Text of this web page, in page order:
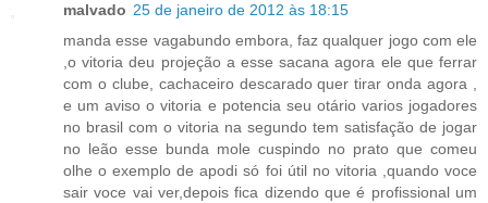
malvado 25 de janeiro de 2012 às 18:15
manda esse vagabundo embora, faz qualquer jogo com ele
,o vitoria deu projeção a esse sacana agora ele que ferrar
com o clube, cachaceiro descarado quer tirar onda agora ,
e um aviso o vitoria e potencia seu otário varios jogadores
no brasil com o vitoria na segundo tem satisfação de jogar
no leão esse bunda mole cuspindo no prato que comeu
olhe o exemplo de apodi só foi útil no vitoria ,quando voce
sair voce vai ver,depois fica dizendo que é profissional um